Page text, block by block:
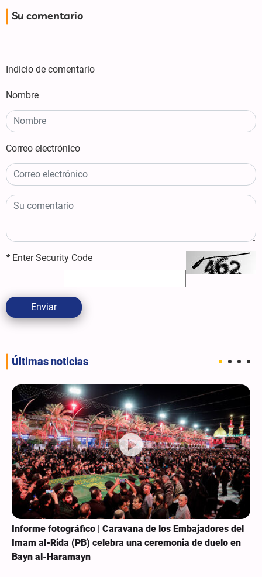
Su comentario
Indicio de comentario
Nombre
Correo electrónico
* Enter Security Code
Enviar
Últimas noticias
Informe fotográfico | Caravana de los Embajadores del
Imam al-Rida (PB) celebra una ceremonia de duelo en
Bayn al-Haramayn